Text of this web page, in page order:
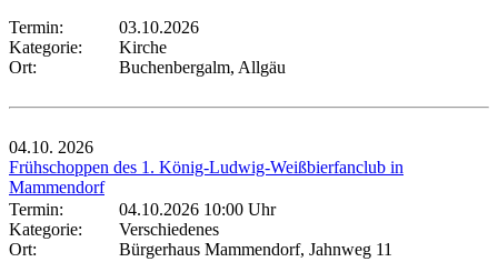
Termin:
03.10.2026
Kategorie:
Kirche
Ort:
Buchenbergalm, Allgäu
04.10. 2026
Frühschoppen des 1. König-Ludwig-Weißbierfanclub in
Mammendorf
Termin:
04.10.2026 10:00 Uhr
Kategorie:
Verschiedenes
Ort:
Bürgerhaus Mammendorf, Jahnweg 11